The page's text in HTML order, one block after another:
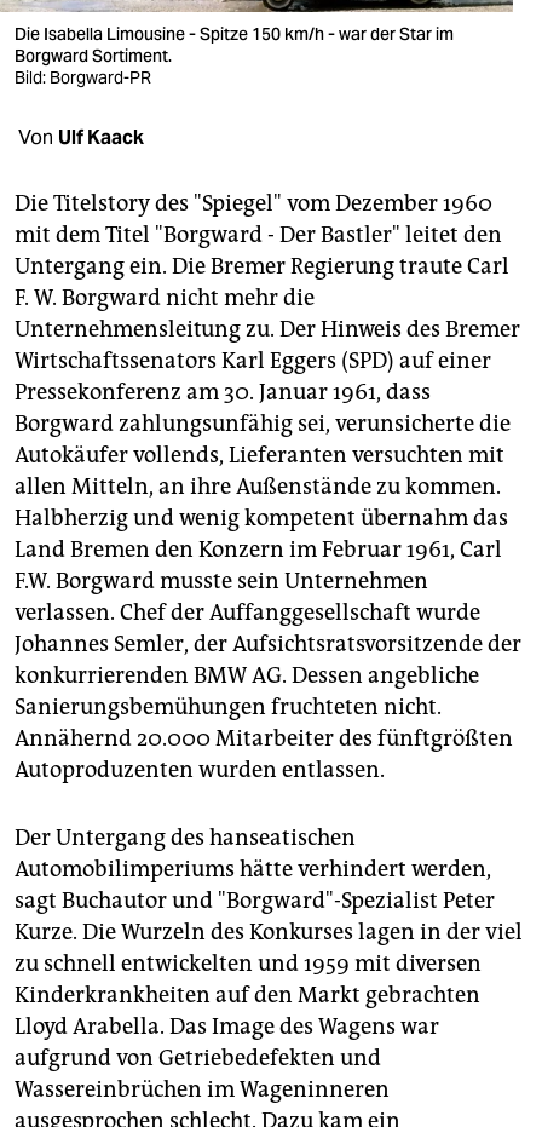
verlag
veranstaltungen
unterstützen
abo
genossenschaft
epaper login
Die Isabella Limousine - Spitze 150 km/h - war der Star im
Borgward Sortiment.
Bild: Borgward-PR
Von Ulf Kaack
Die Titelstory des "Spiegel" vom Dezember 1960
mit dem Titel "Borgward - Der Bastler" leitet den
Untergang ein. Die Bremer Regierung traute Carl
F. W. Borgward nicht mehr die
Unternehmensleitung zu. Der Hinweis des Bremer
Wirtschaftssenators Karl Eggers (SPD) auf einer
Pressekonferenz am 30. Januar 1961, dass
Borgward zahlungsunfähig sei, verunsicherte die
Autokäufer vollends, Lieferanten versuchten mit
allen Mitteln, an ihre Außenstände zu kommen.
Halbherzig und wenig kompetent übernahm das
Land Bremen den Konzern im Februar 1961, Carl
F.W. Borgward musste sein Unternehmen
verlassen. Chef der Auffanggesellschaft wurde
Johannes Semler, der Aufsichtsratsvorsitzende der
konkurrierenden BMW AG. Dessen angebliche
Sanierungsbemühungen fruchteten nicht.
Annähernd 20.000 Mitarbeiter des fünftgrößten
Autoproduzenten wurden entlassen.
Der Untergang des hanseatischen
Automobilimperiums hätte verhindert werden,
sagt Buchautor und "Borgward"-Spezialist Peter
Kurze. Die Wurzeln des Konkurses lagen in der viel
zu schnell entwickelten und 1959 mit diversen
Kinderkrankheiten auf den Markt gebrachten
Lloyd Arabella. Das Image des Wagens war
aufgrund von Getriebedefekten und
Wassereinbrüchen im Wageninneren
ausgesprochen schlecht. Dazu kam ein